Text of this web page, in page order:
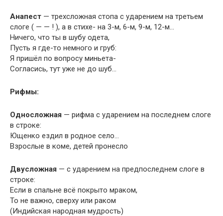
Анапест — трехсложная стопа с ударением на третьем
слоге ( — — ! ), а в стихе- на 3-м, 6-м, 9-м, 12-м…
Ничего, что ты в шубу одета,
Пусть я где-то немного и груб:
Я пришёл по вопросу миньета-
Согласись, тут уже не до шуб…
Рифмы:
Односложная — рифма с ударением на последнем слоге
в строке:
Ющенко ездил в родное село…
Взрослые в коме, детей пронесло
Двусложная — с ударением на предпоследнем слоге в
строке:
Если в спальне всё покрыто мраком,
То не важно, сверху или раком
(Индийская народная мудрость)